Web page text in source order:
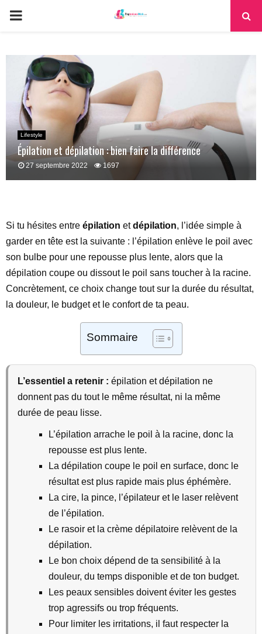
PRIMARY
Lifestyle
Épilation et dépilation : bien faire la différence
27 septembre 2022 1697
Si tu hésites entre épilation etdépilation, l’idée simple à
garder en tête est la suivante : l’épilation enlève le poil avec
son bulbe pour une repousse plus lente, alors que la
dépilation coupe ou dissout le poil sans toucher à la racine.
Concrètement, ce choix change tout sur la durée du résultat,
la douleur, le budget et le confort de ta peau.
Sommaire
L’essentiel a retenir : épilation et dépilation ne
donnent pas du tout le même résultat, ni la même
durée de peau lisse.
L’épilation arrache le poil à la racine, donc la
repousse est plus lente.
La dépilation coupe le poil en surface, donc le
résultat est plus rapide mais plus éphémère.
La cire, la pince, l’épilateur et le laser relèvent
de l’épilation.
Le rasoir et la crème dépilatoire relèvent de la
dépilation.
Le bon choix dépend de ta sensibilité à la
douleur, du temps disponible et de ton budget.
Les peaux sensibles doivent éviter les gestes
trop agressifs ou trop fréquents.
Pour limiter les irritations, il faut respecter la